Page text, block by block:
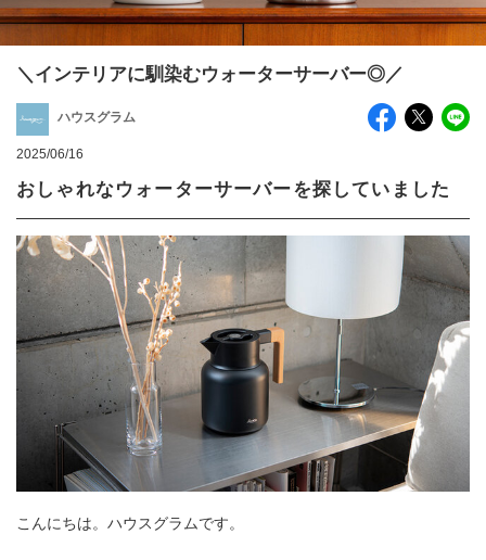
＼インテリアに馴染むウォーターサーバー◎／
ハウスグラム
2025/06/16
おしゃれなウォーターサーバーを探していました
こんにちは。ハウスグラムです。